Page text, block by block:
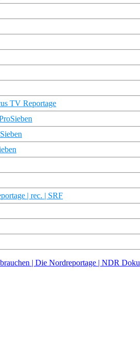
TV Reportage
| rec. | SRF
| Die Nordreportage | NDR Doku